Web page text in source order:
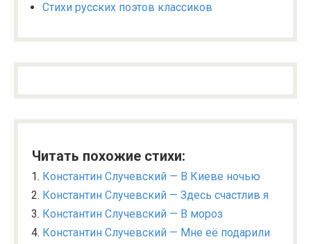
Стихи русских поэтов классиков
Читать похожие стихи:
Константин Случевский — В Киеве ночью
Константин Случевский — Здесь счастлив я
Константин Случевский — В мороз
Константин Случевский — Мне её подарили